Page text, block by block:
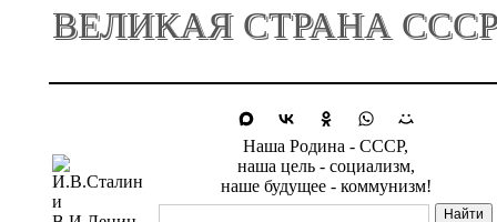
ВЕЛИКАЯ СТРАНА
Наша Родина - СССР,
наша цель - социализм,
наше будущее - коммунизм!